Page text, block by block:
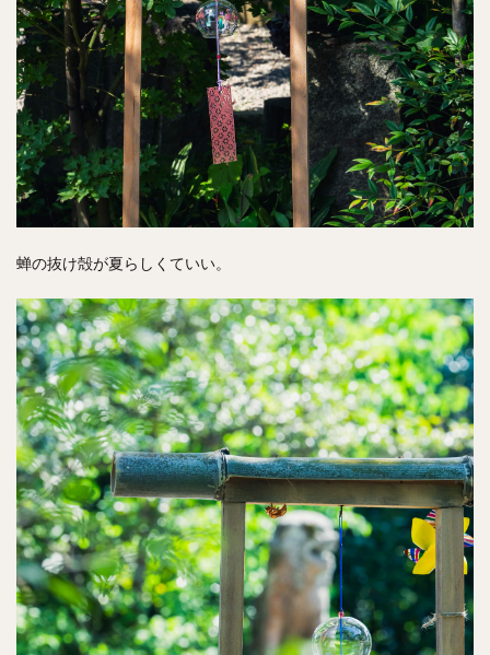
蝉の抜け殻が夏らしくていい。